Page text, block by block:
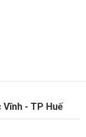
- TP Huế